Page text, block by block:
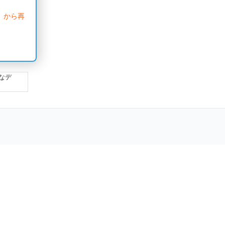
から再
デ